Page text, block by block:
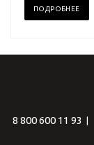
ПОДРОБНЕЕ
8 800 600 11 93